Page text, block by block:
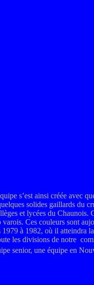
s’est ainsi créée avec
solides gaillards du
et lycées du
Ces couleurs sont
1979 à 1982, où il atteindra
les divisions de notre
senior, une équipe en